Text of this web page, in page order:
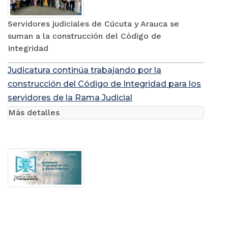
Servidores judiciales de Cúcuta y Arauca se
suman a la construcción del Código de
Integridad
Judicatura continúa trabajando por la
construcción del Código de Integridad para los
servidores de la Rama Judicial
Más detalles